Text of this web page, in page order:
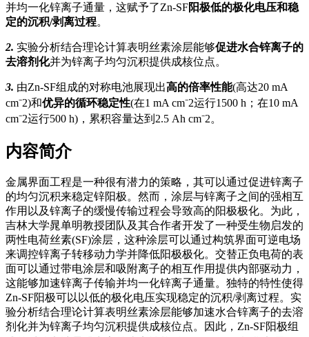
并均一化锌离子通量，这赋予了Zn-SF阳极低的极化电压和稳
定的沉积/剥离过程。
2. 实验分析结合理论计算表明丝素涂层能够促进水合锌离子的
去溶剂化并为锌离子均匀沉积提供成核位点。
3. 由Zn-SF组成的对称电池展现出高的倍率性能(高达20 mA
cm⁻2)和优异的循环稳定性(在1 mA cm⁻2运行1500 h；在10 mA
cm⁻2运行500 h)，累积容量达到2.5 Ah cm⁻2。
内容简介
金属界面工程是一种很有潜力的策略，其可以通过促进锌离子
的均匀沉积来稳定锌阳极。然而，涂层与锌离子之间的强相互
作用以及锌离子的缓慢传输过程会导致高的阳极极化。为此，
吉林大学晁单明教授团队及其合作者开发了一种受生物启发的
两性电荷丝素(SF)涂层，这种涂层可以通过构筑界面可逆电场
来调控锌离子转移动力学并降低阳极极化。交替正负电荷的表
面可以通过带电涂层和吸附离子的相互作用提供内部驱动力，
这能够加速锌离子传输并均一化锌离子通量。独特的特性使得
Zn-SF阳极可以以低的极化电压实现稳定的沉积/剥离过程。实
验分析结合理论计算表明丝素涂层能够加速水合锌离子的去溶
剂化并为锌离子均匀沉积提供成核位点。因此，Zn-SF阳极组